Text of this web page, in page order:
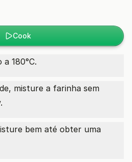
Cook
180°C.
misture a farinha sem
bem até obter uma